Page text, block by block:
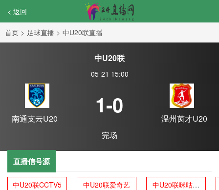
< 返回
首页 > 足球直播 > 中U20联直播
中U20联
05-21 15:00
南通支云U20
1-0
温州茵才U20
完场
直播信号源
中U20联CCTV5 中U20联爱奇艺
中U20联咪咕体